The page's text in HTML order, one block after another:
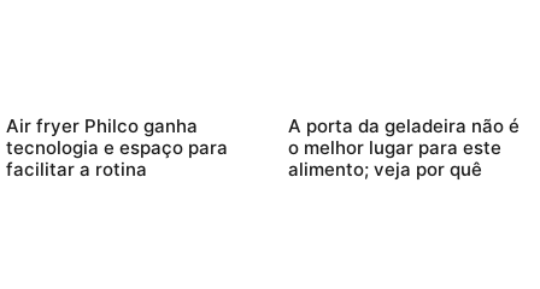
Air fryer Philco ganha
tecnologia e espaço para
facilitar a rotina
A porta da geladeira não é
o melhor lugar para este
alimento; veja por quê